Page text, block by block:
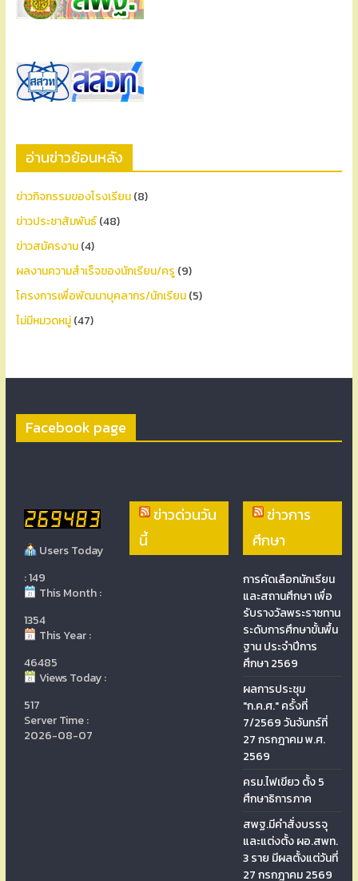
อ่านข่าวย้อนหลัง
ข่าวกิจกรรมของโรงเรียน(8)
ข่าวประชาสัมพันธ์(48)
ข่าวสมัครงาน(4)
ผลงานความสำเร็จของนักเรียน/ครู (9)
โครงการเพื่อพัฒนาบุคลากร/นักเรียน(5)
ไม่มีหมวดหมู่(47)
Facebook page
Users Today
: 149
This Month :
1354
This Year :
46485
Views Today :
517
Server Time :
2026-08-07
ข่าวด่วนวัน
นี้
ข่าวการ
ศึกษา
การคัดเลือกนักเรียน
และสถานศึกษา เพื่อ
รับรางวัลพระราชทาน
ระดับการศึกษาขั้นพื้น
ฐาน ประจำปีการ
ศึกษา 2569
ผลการประชุม
"ก.ค.ศ." ครั้งที่
7/2569 วันจันทร์ที่
27 กรกฎาคม พ.ศ.
2569
ครม.ไฟเขียว ตั้ง 5
ศึกษาธิการภาค
สพฐ.มีคำสั่งบรรจุ
และแต่งตั้ง ผอ.สพท.
3 ราย มีผลตั้งแต่วันที่
27 กรกฎาคม 2569